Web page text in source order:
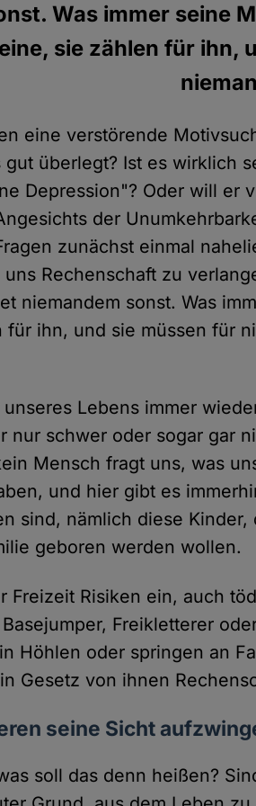
Was immer seine
sie zählen für ihn,
eine verstörende
überlegt? Ist es wirklich
Depression"? Oder will er
der
zunächst einmal
Rechenschaft zu
niemandem sonst. Was
für ihn, und sie müssen für
Lebens immer
nur schwer oder sogar gar
Mensch fragt uns, was
und hier gibt es
sind, nämlich diese
geboren werden wollen.
Freizeit Risiken ein, auch
Freikletterer
Höhlen oder springen an
Gesetz von ihnen
seine Sicht
soll das denn heißen?